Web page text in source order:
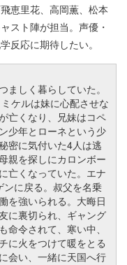
恵里花、高岡薫、松本
スト陣が担当。声優・
反応に期待したい。
ましく暮らしていた。
ケルは妹に心配させな
亡くなり、兄妹はコペ
少年とローネという少
密に気付いた4人は逃
親を探しにカロンボー
亡くなっていた。エナ
に戻る。叔父を名乗
を強いられる。大晦日
に裏切られ、ギャング
令されて、寒い中、
に火をつけて暖をとる
会い、一緒に天国へ行